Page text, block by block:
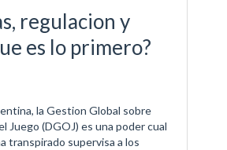
regulacion y
es lo primero?
la Gestion Global sobre
Juego (DGOJ) es una poder cual
transpirado supervisa a los